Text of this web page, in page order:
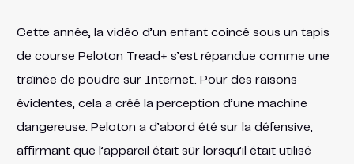
Cette année, la vidéo d’un enfant coincé sous un tapis
de course Peloton Tread+ s’est répandue comme une
traînée de poudre sur Internet. Pour des raisons
évidentes, cela a créé la perception d’une machine
dangereuse. Peloton a d’abord été sur la défensive,
affirmant que l’appareil était sûr lorsqu’il était utilisé